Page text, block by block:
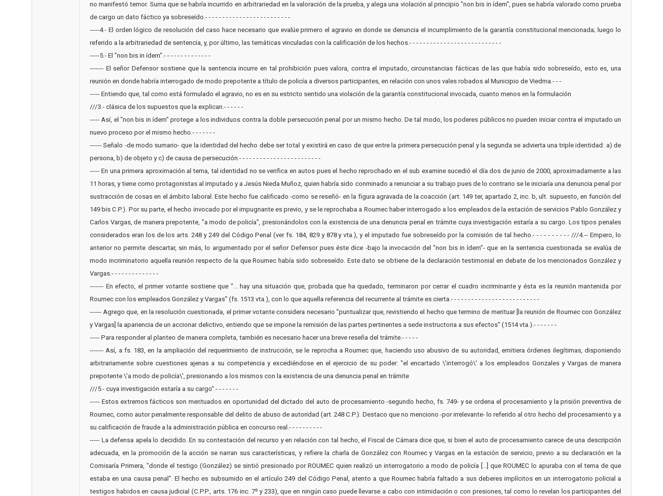
no manifestó temor. Suma que se habría incurrido en arbitrariedad en la valoración de la prueba, y alega una violación al principio "non bis in ídem", pues se habría valorado como prueba
de cargo un dato fáctico ya sobreseído.- - - - - - - - - - - - - - - - - - - - - - - - -
-----4.- El orden lógico de resolución del caso hace necesario que evalúe primero el agravio en donde se denuncia el incumplimiento de la garantía constitucional mencionada; luego lo
referido a la arbitrariedad de sentencia, y, por último, las temáticas vinculadas con la calificación de los hechos.- - - - - - - - - - - - - - - - - - - - - - - - - - -
-----5.- El "non bis in ídem".- - - - - - - - - - - - - -
------- El señor Defensor sostiene que la sentencia incurre en tal prohibición pues valora, contra el imputado, circunstancias fácticas de las que había sido sobreseído, esto es, una
reunión en donde habría interrogado de modo prepotente a título de policía a diversos participantes, en relación con unos vales robados al Municipio de Viedma.- - -
----- Entiendo que, tal como está formulado el agravio, no es en su estricto sentido una violación de la garantía constitucional invocada, cuanto menos en la formulación
///3.- clásica de los supuestos que la explican.- - - - - -
----- Así, el "non bis in ídem" protege a los individuos contra la doble persecución penal por un mismo hecho. De tal modo, los poderes públicos no pueden iniciar contra el imputado un
nuevo proceso por el mismo hecho.- - - - - - -
------ Señalo -de modo sumario- que la identidad del hecho debe ser total y existirá en caso de que entre la primera persecución penal y la segunda se advierta una triple identidad: a) de
persona, b) de objeto y c) de causa de persecución.- - - - - - - - - - - - - - - - - - - - - - - -
----- En una primera aproximación al tema, tal identidad no se verifica en autos pues el hecho reprochado en el sub examine sucedió el día dos de junio de 2000, aproximadamente a las
11 horas, y tiene como protagonistas al imputado y a Jesús Nieda Muñoz, quien habría sido conminado a renunciar a su trabajo pues de lo contrario se le iniciaría una denuncia penal por
sustracción de cosas en el ámbito laboral. Este hecho fue calificado -como se reseñó- en la figura agravada de la coacción (art. 149 ter, apartado 2, inc. b, ult. supuesto, en función del
149 bis C.P.). Por su parte, el hecho invocado por el impugnante es previo, y se le reprochaba a Roumec haber interrogado a los empleados de la estación de servicios Pablo González y
Carlos Vargas, de manera prepotente, "a modo de policía", presionándolos con la existencia de una denuncia penal en trámite cuya investigación estaría a su cargo. Los tipos penales
considerados eran los de los arts. 248 y 249 del Código Penal (ver fs. 184, 829 y 878 y vta.), y el imputado fue sobreseído por la comisión de tal hecho.- - - - - - - - - - ///4.-- Empero, lo
anterior no permite descartar, sin más, lo argumentado por el señor Defensor pues éste dice -bajo la invocación del "non bis in ídem"- que en la sentencia cuestionada se evalúa de
modo incriminatorio aquella reunión respecto de la que Roumec había sido sobreseído. Este dato se obtiene de la declaración testimonial en debate de los mencionados González y
Vargas.- - - - - - - - - - - - - -
------- En efecto, el primer votante sostiene que "... hay una situación que, probada que ha quedado, terminaron por cerrar el cuadro incriminante y ésta es la reunión mantenida por
Roumec con los empleados González y Vargas" (fs. 1513 vta.), con lo que aquella referencia del recurrente al trámite es cierta.- - - - - - - - - - - - - - - - - - - - - - - - - -
------ Agrego que, en la resolución cuestionada, el primer votante considera necesario "puntualizar que, revistiendo el hecho que termino de merituar [la reunión de Roumec con González
y Vargas] la apariencia de un accionar delictivo, entiendo que se impone la remisión de las partes pertinentes a sede instructoria a sus efectos" (1514 vta.).- - - - - - -
----- Para responder al planteo de manera completa, también es necesario hacer una breve reseña del trámite.- - - - -
------- Así, a fs. 183, en la ampliación del requerimiento de instrucción, se le reprocha a Roumec que, haciendo uso abusivo de su autoridad, emitiera órdenes ilegítimas, disponiendo
arbitrariamente sobre cuestiones ajenas a su competencia y excediéndose en el ejercicio de su poder: "el encartado \'interrogó\' a los empleados Gonzales y Vargas de manera
prepotente \'a modo de policía\', presionando a los mismos con la existencia de una denuncia penal en trámite
///5.- cuya investigación estaría a su cargo".- - - - - - -
----- Estos extremos fácticos son merituados en oportunidad del dictado del auto de procesamiento -segundo hecho, fs. 749- y se ordena el procesamiento y la prisión preventiva de
Roumec, como autor penalmente responsable del delito de abuso de autoridad (art. 248 C.P.). Destaco que no menciono -por irrelevante- lo referido al otro hecho del procesamiento y a
su calificación de fraude a la administración pública en concurso real.- - - - - - - - - -
----- La defensa apela lo decidido. En su contestación del recurso y en relación con tal hecho, el Fiscal de Cámara dice que, si bien el auto de procesamiento carece de una descripción
adecuada, en la promoción de la acción se narran sus características, y refiere la charla de González con Roumec y Vargas en la estación de servicio, previo a su declaración en la
Comisaría Primera, "donde el testigo (González) se sintió presionado por ROUMEC quien realizó un interrogatorio a modo de policía [...] que ROUMEC lo apuraba con el tema de que
estaba en una causa penal". El hecho es subsumido en el artículo 249 del Código Penal, atento a que Roumec habría faltado a sus deberes implícitos en un interrogatorio policial a
testigos habidos en causa judicial (C.P.P., arts. 176 inc. 7º y 233), que en ningún caso puede llevarse a cabo con intimidación o con presiones, tal como lo revelan los participantes del